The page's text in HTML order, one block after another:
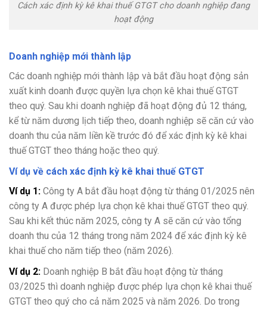
Cách xác định kỳ kê khai thuế GTGT cho doanh nghiệp đang
hoạt động
Doanh nghiệp mới thành lập
Các doanh nghiệp mới thành lập và bắt đầu hoạt động sản
xuất kinh doanh được quyền lựa chọn kê khai thuế GTGT
theo quý. Sau khi doanh nghiệp đã hoạt động đủ 12 tháng,
kể từ năm dương lịch tiếp theo, doanh nghiệp sẽ căn cứ vào
doanh thu của năm liền kề trước đó để xác định kỳ kê khai
thuế GTGT theo tháng hoặc theo quý.
Ví dụ về cách xác định kỳ kê khai thuế GTGT
Ví dụ 1: Công ty A bắt đầu hoạt động từ tháng 01/2025 nên
công ty A được phép lựa chọn kê khai thuế GTGT theo quý.
Sau khi kết thúc năm 2025, công ty A sẽ căn cứ vào tổng
doanh thu của 12 tháng trong năm 2024 để xác định kỳ kê
khai thuế cho năm tiếp theo (năm 2026).
Ví dụ 2: Doanh nghiệp B bắt đầu hoạt động từ tháng
03/2025 thì doanh nghiệp được phép lựa chọn kê khai thuế
GTGT theo quý cho cả năm 2025 và năm 2026. Do trong